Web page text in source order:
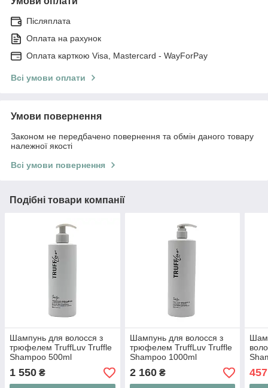
Післяплата
Оплата на рахунок
Оплата карткою Visa, Mastercard - WayForPay
Всі умови оплати
Умови повернення
Законом не передбачено повернення та обмін даного товару
належної якості
Всі умови повернення
Подібні товари компанії
Шампунь для волосся з
трюфелем TruffLuv Truffle
Shampoo 500ml
1 550 ₴
Шампунь для волосся з
трюфелем TruffLuv Truffle
Shampoo 1000ml
2 160₴